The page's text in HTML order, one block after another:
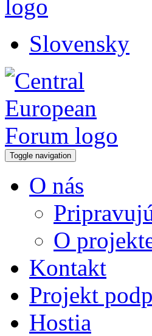
Slovensky
Toggle navigation
O nás
O
Kontakt
Projekt
Hostia